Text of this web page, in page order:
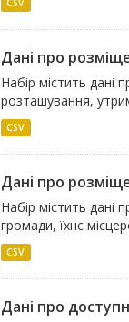
CSV
Дані про
Набір містить дані
розташування,
CSV
Дані про
Набір містить дані
громади, їхнє
CSV
Дані про